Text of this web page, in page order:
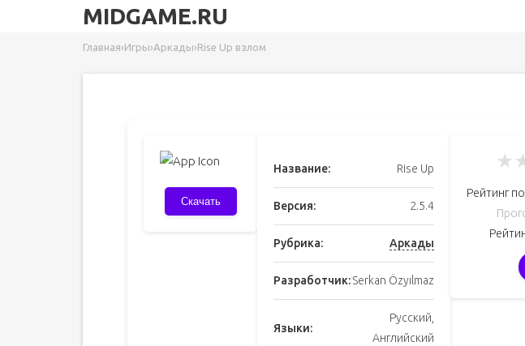
MIDGAME.RU
Главная›Игры›Аркады›Rise Up взлом
Скачать
Название: Rise Up
Версия: 2.5.4
Рубрика: Аркады
Разработчик:Serkan Özyılmaz
Языки:
Русский,
Английский
★
Рейтинг